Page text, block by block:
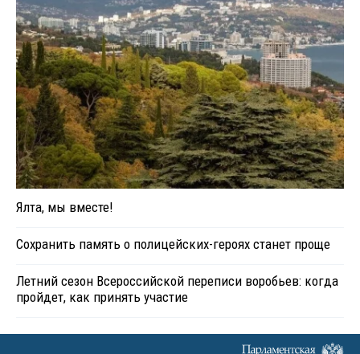
Ялта, мы вместе!
Сохранить память о полицейских-героях станет проще
Летний сезон Всероссийской переписи воробьев: когда
пройдет, как принять участие